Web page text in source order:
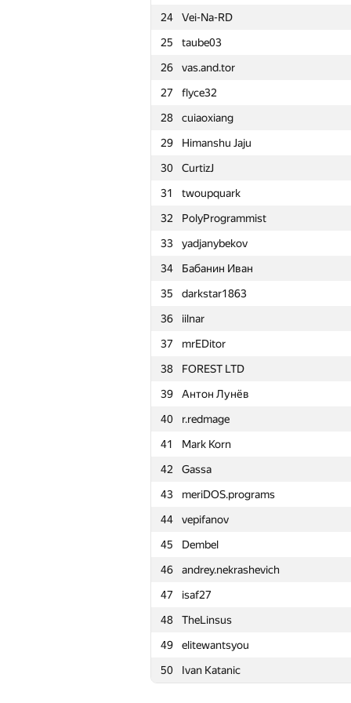
24
Vei-Na-RD
25
taube03
26
vas.and.tor
27
flyce32
28
cuiaoxiang
29
Himanshu Jaju
30
CurtizJ
31
twoupquark
32
PolyProgrammist
33
yadjanybekov
34
Бабанин Иван
35
darkstar1863
36
iilnar
37
mrEDitor
38
FOREST LTD
39
Антон Лунёв
40
r.redmage
41
Mark Korn
42
Gassa
43
meriDOS.programs
44
vepifanov
45
Dembel
46
andrey.nekrashevich
47
isaf27
48
TheLinsus
49
elitewantsyou
50
Ivan Katanic
1 Сергей Убогов
2
martynas.budriunas
3
alex.poplyovko
4
Lukasz16a
5
ariacas
6
a2vi
7
ya.anonimovich2015
8
Dmytro
9
aangairbender
10
arxmath
11
VisualMaf
12
overdosepuma
13
Peter Trebaticky
14
ZhikharevaAR
15
Vladisavvv
16
marcin.smu
17
reza.tasmeem
18
savinov
19
Роман Спиркин
20
nmmlitswe
21
xiaodao
22
VictorBakulin
23
Александр Жданов
24
Vei-Na-RD
25
taube03
26
vas.and.tor
27
flyce32